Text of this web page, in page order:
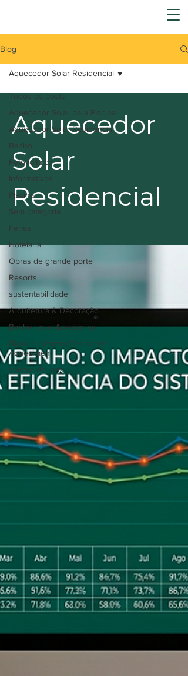
Blog
Todos os posts
Aquecedor Solar para Piscina
Aquecedor Solar Residencial
Banho
Fotovoltaico
Informativos
Piscina
Sem categoria
Feiras
Hotelaria
Obras de grande porte
Resorts
sustentabilidade
Arquitetura & Decoração
Banheiros e Acessórios
Dicas e Informações sobre
Aquecimen
coletor de inox
Aquecedor Solar Residencial
Aquecedor
Solar
Residencial